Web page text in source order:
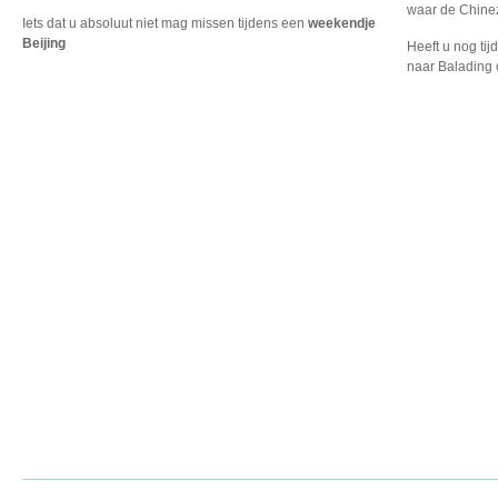
Iets dat u absoluut niet mag missen tijdens een weekendje
Beijing
waar de
Heeft u nog
naar Balading